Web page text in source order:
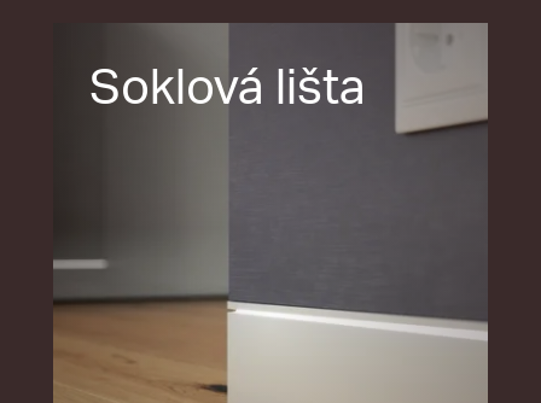
Soklová lišta